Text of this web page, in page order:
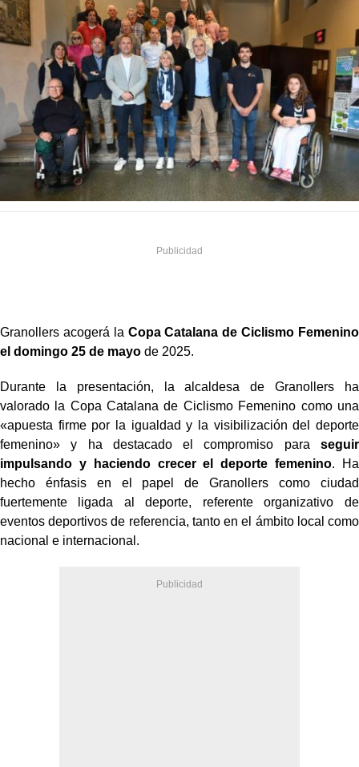
Granollers acogerá la Copa Catalana de Ciclismo Femenino
el domingo 25 de mayo de 2025.
Durante la presentación, la alcaldesa de Granollers ha
valorado la Copa Catalana de Ciclismo Femenino como una
«apuesta firme por la igualdad y la visibilización del deporte
femenino» y ha destacado el compromiso para seguir
impulsando y haciendo crecer el deporte femenino. Ha
hecho énfasis en el papel de Granollers como ciudad
fuertemente ligada al deporte, referente organizativo de
eventos deportivos de referencia, tanto en el ámbito local como
nacional e internacional.